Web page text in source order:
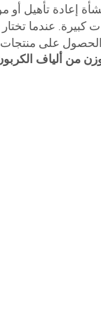
إعادة تأهيل أو
على منتجات
من ألياف